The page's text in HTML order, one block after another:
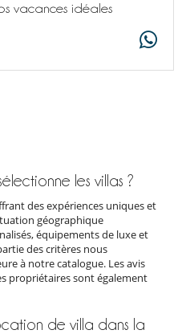
vacances idéales
les villas ?
des expériences uniques et
géographique
équipements de luxe et
des critères nous
à notre catalogue. Les avis
propriétaires sont également
de villa dans la